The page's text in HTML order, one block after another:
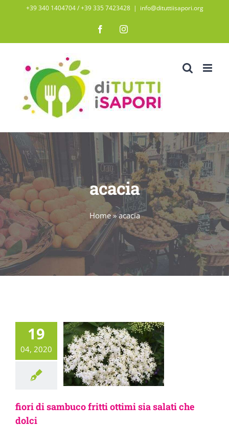
contenuto
+39 340 1404704 / ‭+39 335 7423428‬ | info@dituttiisapori.org
FacebookInstagram
acacia
Home»acacia
19
04, 2020
fiori di sambuco fritti ottimi sia salati che
dolci